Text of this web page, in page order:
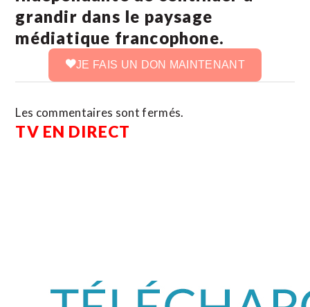
grandir dans le paysage
médiatique francophone.
JE FAIS UN DON MAINTENANT
Les commentaires sont fermés.
TV EN DIRECT